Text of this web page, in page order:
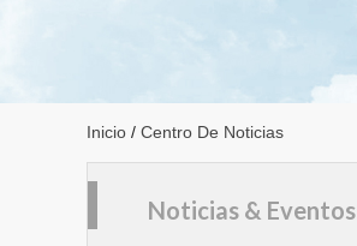
Inicio / Centro De Noticias
Noticias & Eventos